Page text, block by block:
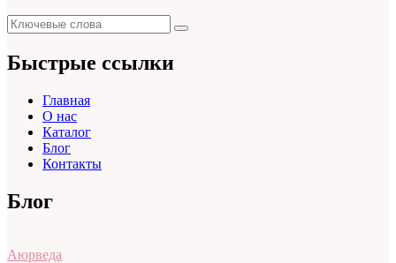
Поиск
для:
Поиск
Быстрые ссылки
Главная
О нас
Каталог
Блог
Контакты
Блог
Аюрведа